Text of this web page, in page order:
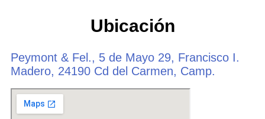
Ubicación
Peymont & Fel., 5 de Mayo 29, Francisco I.
Madero, 24190 Cd del Carmen, Camp.